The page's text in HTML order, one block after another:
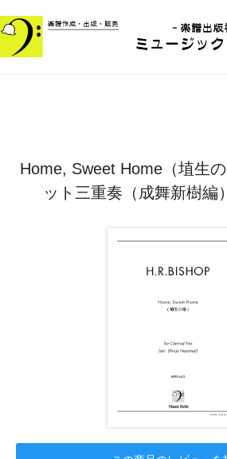
Home, Sweet Home（埴生
ット三重奏（成舞新樹編